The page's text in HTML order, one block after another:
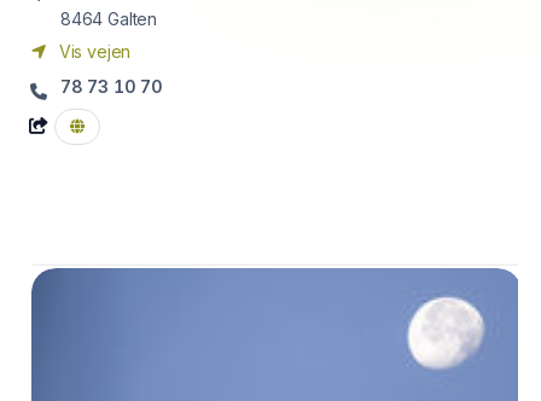
8464 Galten
Vis vejen
78 73 10 70